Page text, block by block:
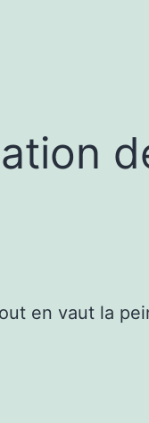
en vaut la